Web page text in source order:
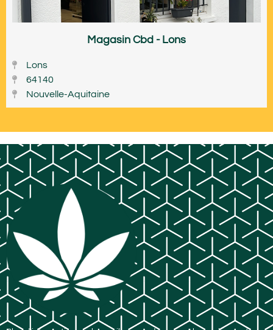
Magasin Cbd - Lons
Lons
64140
Nouvelle-Aquitaine